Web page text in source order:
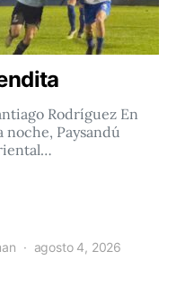
Rodríguez En
noche, Paysandú
agosto 4, 2026